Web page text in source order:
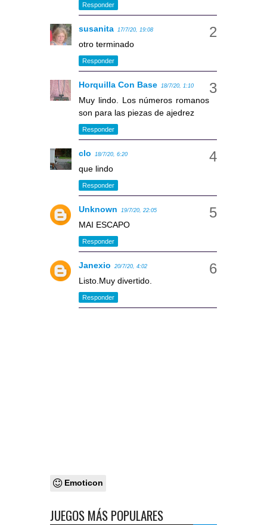
Responder
susanita 17/7/20, 19:08
otro terminado
Responder
Horquilla Con Base 18/7/20, 1:10
Muy lindo. Los números romanos
son para las piezas de ajedrez
Responder
clo 18/7/20, 6:20
que lindo
Responder
Unknown 19/7/20, 22:05
MAI ESCAPO
Responder
Janexio 20/7/20, 4:02
Listo.Muy divertido.
Responder
Emoticon
JUEGOS MÁS POPULARES